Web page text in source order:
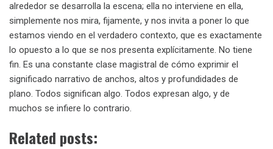
alrededor se desarrolla la escena; ella no interviene en ella,
simplemente nos mira, fijamente, y nos invita a poner lo que
estamos viendo en el verdadero contexto, que es exactamente
lo opuesto a lo que se nos presenta explícitamente. No tiene
fin. Es una constante clase magistral de cómo exprimir el
significado narrativo de anchos, altos y profundidades de
plano. Todos significan algo. Todos expresan algo, y de
muchos se infiere lo contrario.
Related posts: